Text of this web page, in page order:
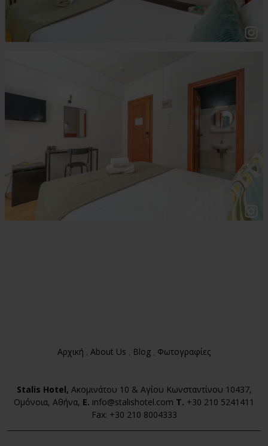
Αρχική About Us Blog Φωτογραφίες
Stalis Hotel, Ακομινάτου 10 & Αγίου Κωνσταντίνου 10437,
Ομόνοια, Αθήνα, E. info@stalishotel.com T. +30 210 5241411
Fax: +30 210 8004333